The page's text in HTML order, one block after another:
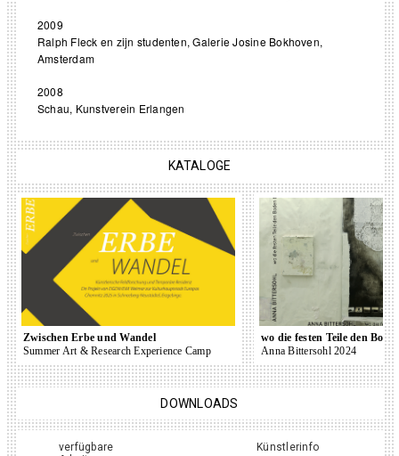
2009
Ralph Fleck en zijn studenten, Galerie Josine Bokhoven,
Amsterdam
2008
Schau, Kunstverein Erlangen
KATALOGE
Zwischen Erbe und Wandel
Summer Art & Research Experience Camp
wo die festen Teile den
Anna Bittersohl 2024
DOWNLOADS
verfügbare
Künstlerinfo